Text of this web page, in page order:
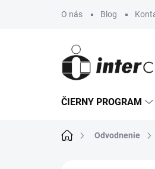
O nás Blog
ČIERNY PROGRAM
DomovOdvodnenie